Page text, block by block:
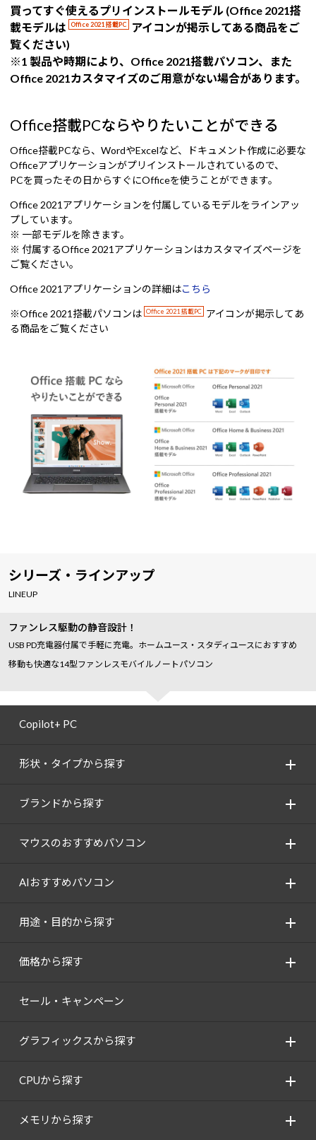
買ってすぐ使えるプリインストールモデル (Office 2021搭
載モデルは
Office 2021 搭載PC
アイコンが掲示してある商品をご
覧ください)
※1 製品や時期により、Office 2021搭載パソコン、また
Office 2021カスタマイズのご用意がない場合があります。
Office搭載PCならやりたいことができる
Office搭載PCなら、WordやExcelなど、ドキュメント作成に必要な
Officeアプリケーションがプリインストールされているので、
PCを買ったその日からすぐにOfficeを使うことができます。
Office 2021アプリケーションを付属しているモデルをラインアッ
プしています。
※ 一部モデルを除きます。
※ 付属するOffice 2021アプリケーションはカスタマイズページを
ご覧ください。
Office 2021アプリケーションの詳細はこちら
※Office 2021搭載パソコンは Office 2021 搭載PC
アイコンが掲示してあ
る商品をご覧ください
シリーズ・ラインアップ
LINEUP
ファンレス駆動の静音設計！
USB PD充電器付属で手軽に充電。ホームユース・スタディユースにおすすめ
移動も快適な14型ファンレスモバイルノートパソコン
Copilot+ PC
形状・タイプから探す
ブランドから探す
マウスのおすすめパソコン
AIおすすめパソコン
用途・目的から探す
価格から探す
セール・キャンペーン
グラフィックスから探す
CPUから探す
メモリから探す